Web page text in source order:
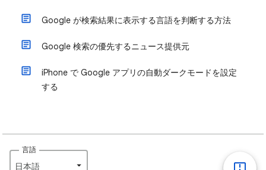
Google が検索結果に表示する言語を判断する方法
Google 検索の優先するニュース提供元
iPhone で Google アプリの自動ダークモードを設定
する
言語
日本語‎